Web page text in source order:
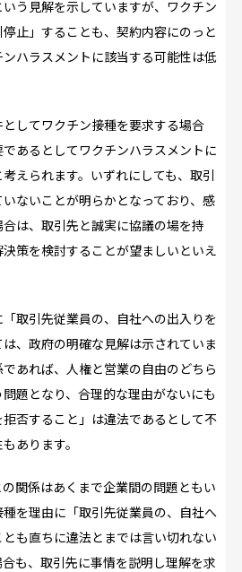
う見解を示していますが、ワクチン
止」することも、契約内容にのっと
ハラスメントに該当する可能性は低
してワクチン接種を要求する場合
あるとしてワクチンハラスメントに
えられます。いずれにしても、取引
ないことが明らかとなっており、感
は、取引先と誠実に協議の場を持
策を検討することが望ましいといえ
取引先従業員の、自社への出入りを
、政府の明確な見解は示されていま
あれば、人権と営業の自由のどちら
題となり、合理的な理由がないにも
否すること」は違法であるとして不
あります。
関係はあくまで企業間の問題ともい
を理由に「取引先従業員の、自社へ
も直ちに違法とまでは言い切れない
も、取引先に事情を説明し理解を求